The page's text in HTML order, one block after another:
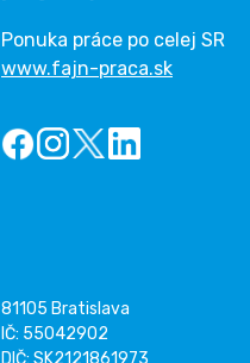
Ponuka práce po celej SR
www.fajn-praca.sk
81105 Bratislava
IČ: 55042902
DIČ: SK2121861973